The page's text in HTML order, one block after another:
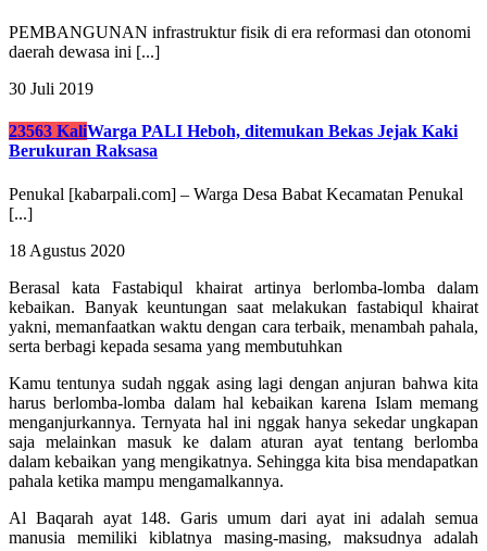
PEMBANGUNAN infrastruktur fisik di era reformasi dan otonomi
daerah dewasa ini [...]
30 Juli 2019
23563 KaliWarga PALI Heboh, ditemukan Bekas Jejak Kaki
Berukuran Raksasa
Penukal [kabarpali.com] – Warga Desa Babat Kecamatan Penukal
[...]
18 Agustus 2020
Berasal kata Fastabiqul khairat artinya berlomba-lomba dalam
kebaikan. Banyak keuntungan saat melakukan fastabiqul khairat
yakni, memanfaatkan waktu dengan cara terbaik, menambah pahala,
serta berbagi kepada sesama yang membutuhkan
Kamu tentunya sudah nggak asing lagi dengan anjuran bahwa kita
harus berlomba-lomba dalam hal kebaikan karena Islam memang
menganjurkannya. Ternyata hal ini nggak hanya sekedar ungkapan
saja melainkan masuk ke dalam aturan ayat tentang berlomba
dalam kebaikan yang mengikatnya. Sehingga kita bisa mendapatkan
pahala ketika mampu mengamalkannya.
Al Baqarah ayat 148. Garis umum dari ayat ini adalah semua
manusia memiliki kiblatnya masing-masing, maksudnya adalah